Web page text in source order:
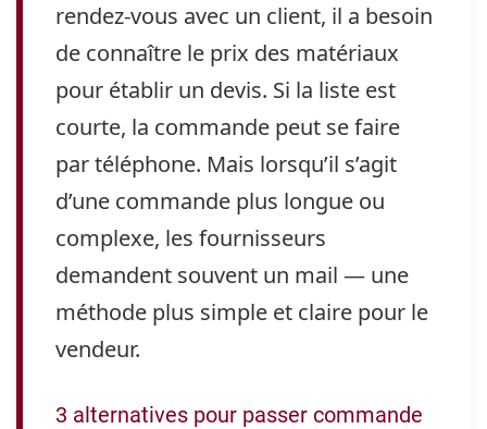
rendez-vous avec un client, il a besoin
de connaître le prix des matériaux
pour établir un devis. Si la liste est
courte, la commande peut se faire
par téléphone. Mais lorsqu’il s’agit
d’une commande plus longue ou
complexe, les fournisseurs
demandent souvent un mail — une
méthode plus simple et claire pour le
vendeur.
3 alternatives pour passer commande